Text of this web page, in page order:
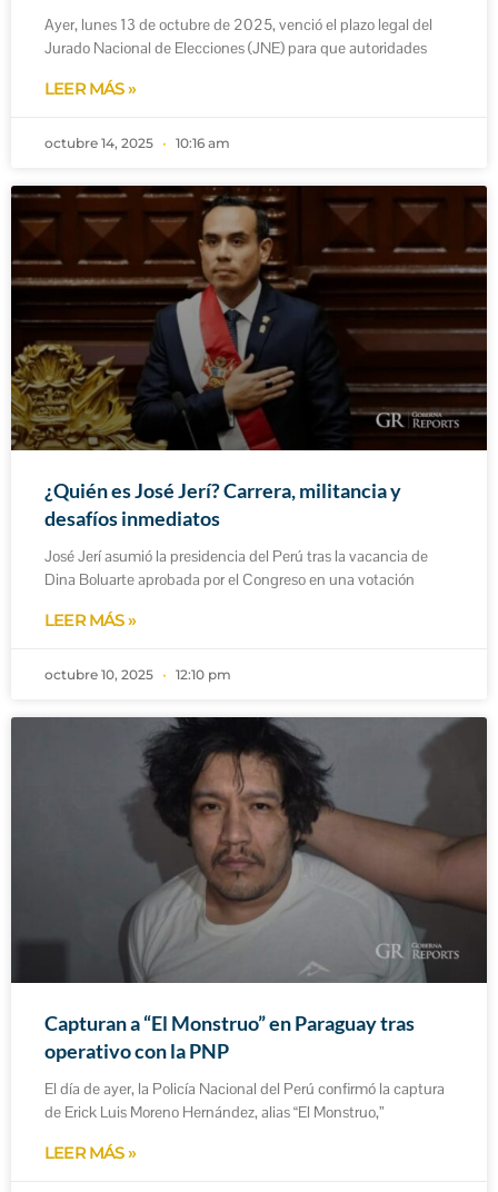
Ayer, lunes 13 de octubre de 2025, venció el plazo legal del
Jurado Nacional de Elecciones (JNE) para que autoridades
LEER MÁS »
octubre 14, 2025 10:16 am
¿Quién es José Jerí? Carrera, militancia y
desafíos inmediatos
José Jerí asumió la presidencia del Perú tras la vacancia de
Dina Boluarte aprobada por el Congreso en una votación
LEER MÁS »
octubre 10, 2025 12:10 pm
Capturan a “El Monstruo” en Paraguay tras
operativo con la PNP
El día de ayer, la Policía Nacional del Perú confirmó la captura
de Erick Luis Moreno Hernández, alias “El Monstruo,”
LEER MÁS »